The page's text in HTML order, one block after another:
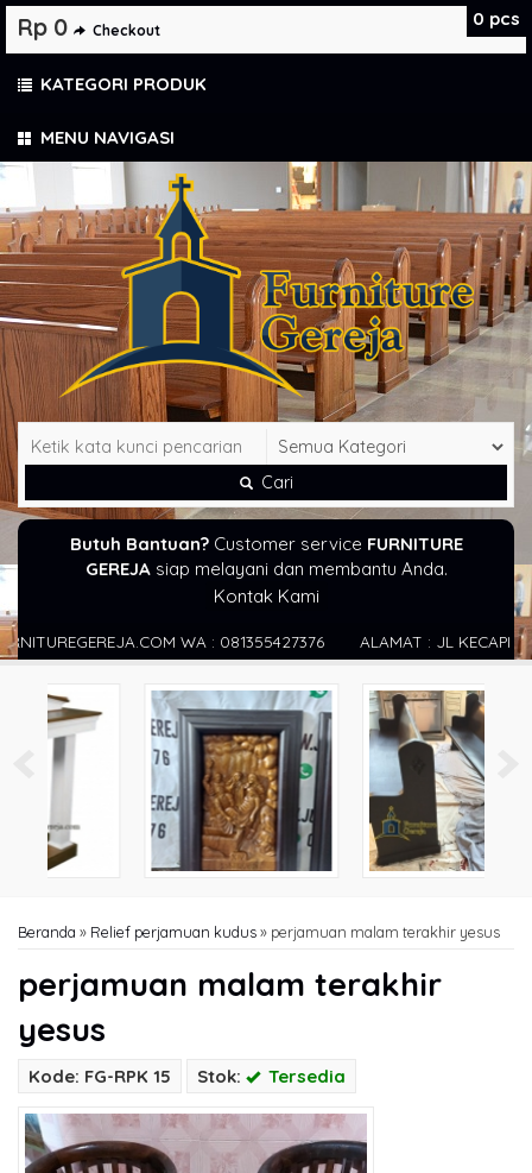
MENU NAVIGASI
Cari
Butuh Bantuan?Customer service FURNITURE
GEREJAsiap melayani dan membantu Anda.
Kontak Kami
WA : 081355427376 ALAMAT : JL KECAPI RT.
Beranda » Relief perjamuan kudus» perjamuan malam terakhir yesus
perjamuan malam terakhir
yesus
Kode: FG-RPK 15 Stok: Tersedia
0 pcs
Rp 0 Checkout
KATEGORI PRODUK